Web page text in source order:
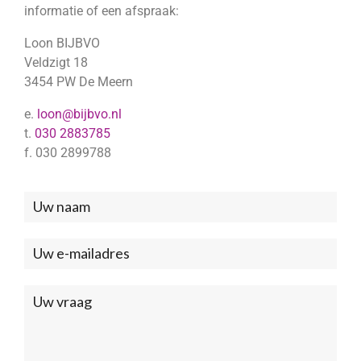
informatie of een afspraak:
Loon BIJBVO
Veldzigt 18
3454 PW De Meern
e. loon@bijbvo.nl
t. 030 2883785
f. 030 2899788
Neem
met
ons